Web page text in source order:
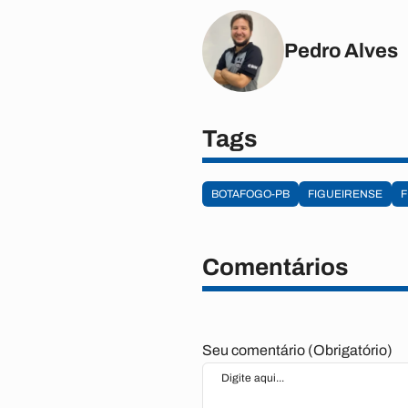
Pedro Alves
Tags
BOTAFOGO-PB FIGUEIRENSE
Comentários
Seu comentário (Obrigatório)